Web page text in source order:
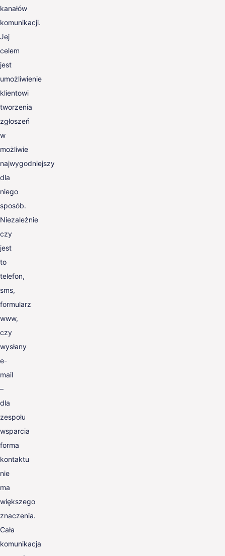
kanałów
komunikacji.
Jej
celem
jest
umożliwienie
klientowi
tworzenia
zgłoszeń
w
możliwie
najwygodniejszy
dla
niego
sposób.
Niezależnie
czy
jest
to
telefon,
sms,
formularz
www,
czy
wysłany
e-
mail
–
dla
zespołu
wsparcia
forma
kontaktu
nie
ma
większego
znaczenia.
Cała
komunikacja